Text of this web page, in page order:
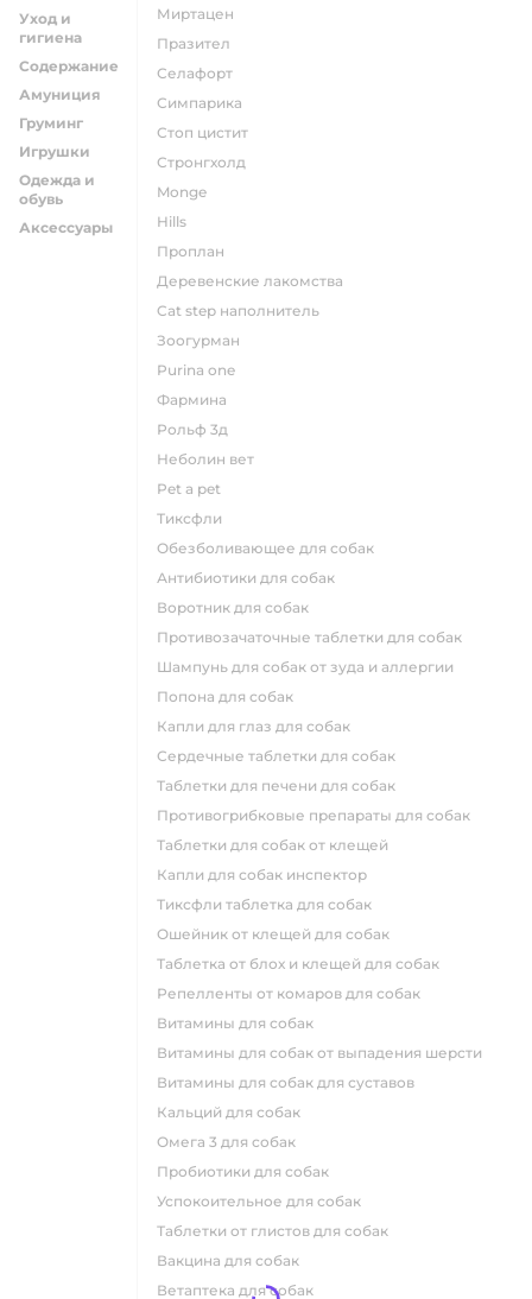
Уход и
гигиена
Содержание
Амуниция
Груминг
Игрушки
Одежда и
обувь
Аксессуары
миртацен
празител
селафорт
симпарика
стоп цистит
стронгхолд
monge
hills
проплан
деревенские лакомства
cat step наполнитель
зоогурман
purina one
фармина
рольф 3д
неболин вет
pet a pet
тиксфли
обезболивающее для собак
антибиотики для собак
воротник для собак
противозачаточные таблетки для собак
шампунь для собак от зуда и аллергии
попона для собак
капли для глаз для собак
сердечные таблетки для собак
таблетки для печени для собак
противогрибковые препараты для собак
таблетки для собак от клещей
капли для собак инспектор
тиксфли таблетка для собак
ошейник от клещей для собак
таблетка от блох и клещей для собак
репелленты от комаров для собак
витамины для собак
витамины для собак от выпадения шерсти
витамины для собак для суставов
кальций для собак
омега 3 для собак
пробиотики для собак
успокоительное для собак
таблетки от глистов для собак
вакцина для собак
ветаптека для собак